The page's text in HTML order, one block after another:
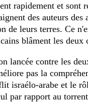
rapidement et sont
des auteurs
de leurs terres. Ce
blâment les
lancée contre les
pas la
israélo-arabe et le
par rapport au